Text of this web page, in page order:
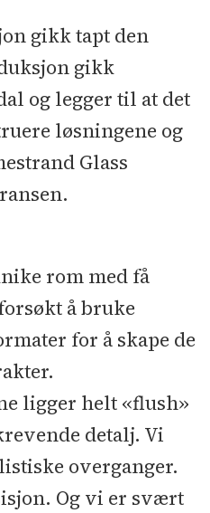
gikk tapt den
gikk
og legger til at det
løsningene og
Glass
rom med få
å bruke
for å skape de
ligger helt «flush»
detalj. Vi
overganger.
Og vi er svært